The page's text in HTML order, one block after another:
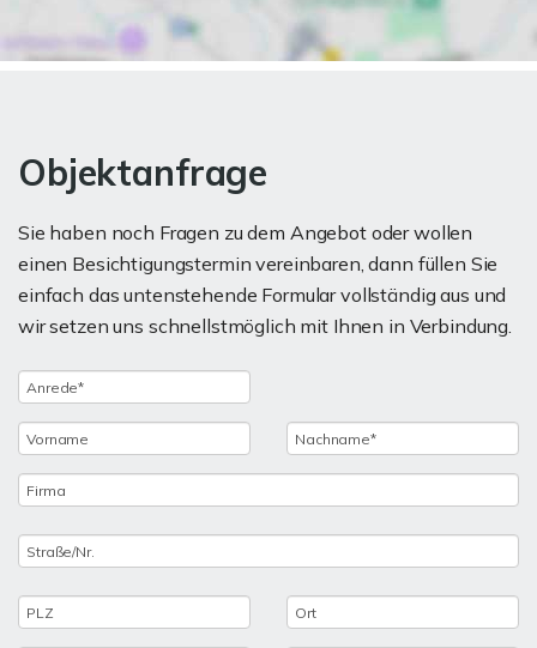
Objektanfrage
Sie haben noch Fragen zu dem Angebot oder wollen
einen Besichtigungstermin vereinbaren, dann füllen Sie
einfach das untenstehende Formular vollständig aus und
wir setzen uns schnellstmöglich mit Ihnen in Verbindung.